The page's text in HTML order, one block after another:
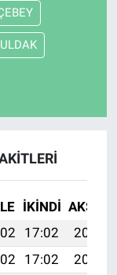
İKINDI AKŞAM
17:02
20:34
17:02
20:33